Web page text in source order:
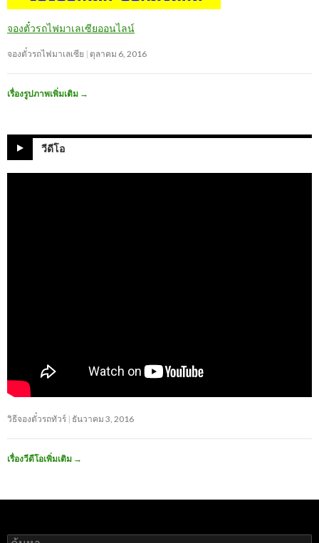
จองตั๋วรถไฟมาเลเซียออนไลน์
จองตั๋วรถไฟมาเลเซีย ตุลาคม 6, 2016
เรื่องรูปภาพเพิ่มเติม →
วีดีโอ
วิธีจองตั๋วรถทัวร์ ธันวาคม 3, 2016
เรื่องวีดีโอเพิ่มเติม →
ค้นหา